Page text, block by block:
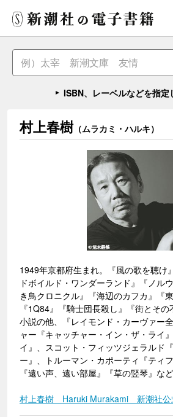
ISBN、レーベルなどを指定
村上春樹（ムラカミ・ハルキ）
1949年京都府生まれ。『風の歌を聴け
ドボイルド・ワンダーランド』『ノル
き鳥クロニクル』『海辺のカフカ』『東
『1Q84』『騎士団長殺し』『街とそ
小説の他、『レイモンド・カーヴァー
ャー『キャッチャー・イン・ザ・ライ
イ』、スコット・フィッツジェラルド
ー』、トルーマン・カポーティ『ティ
『遠い声、遠い部屋』『草の竪琴』な
村上春樹 Haruki Murakami 新潮社公